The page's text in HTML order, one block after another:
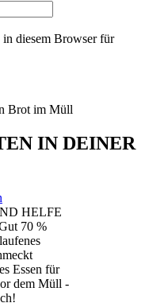
diesem Browser für
IN DEINER
HELFE
70 %
Essen für
dem Müll -